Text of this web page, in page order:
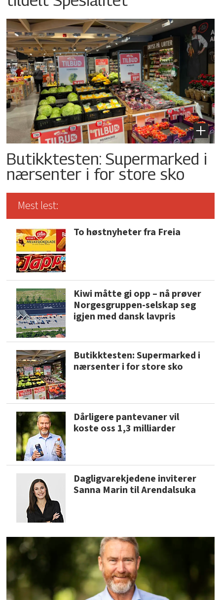
Butikktesten: Supermarked i
nærsenter i for store sko
Mest lest:
To høstnyheter fra Freia
Kiwi måtte gi opp – nå prøver
Norgesgruppen-selskap seg
igjen med dansk lavpris
Butikktesten: Supermarked i
nærsenter i for store sko
Dårligere pantevaner vil
koste oss 1,3 milliarder
Dagligvarekjedene inviterer
Sanna Marin til Arendalsuka